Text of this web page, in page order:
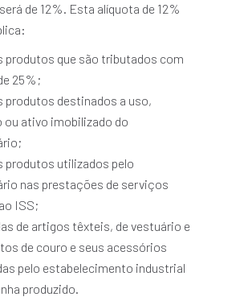
de 12%. Esta alíquota de 12%
produtos que são tributados com
25%;
produtos destinados a uso,
ou ativo imobilizado do
produtos utilizados pelo
nas prestações de serviços
ISS;
de artigos têxteis, de vestuário e
de couro e seus acessórios
pelo estabelecimento industrial
produzido.